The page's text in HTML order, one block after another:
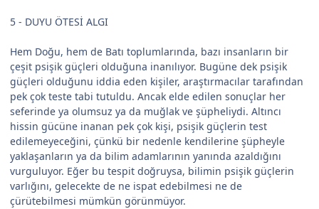
5 - DUYU ÖTESİ ALGI
Hem Doğu, hem de Batı toplumlarında, bazı insanların bir
çeşit psişik güçleri olduğuna inanılıyor. Bugüne dek psişik
güçleri olduğunu iddia eden kişiler, araştırmacılar tarafından
pek çok teste tabi tutuldu. Ancak elde edilen sonuçlar her
seferinde ya olumsuz ya da muğlak ve şüpheliydi. Altıncı
hissin gücüne inanan pek çok kişi, psişik güçlerin test
edilemeyeceğini, çünkü bir nedenle kendilerine şüpheyle
yaklaşanların ya da bilim adamlarının yanında azaldığını
vurguluyor. Eğer bu tespit doğruysa, bilimin psişik güçlerin
varlığını, gelecekte de ne ispat edebilmesi ne de
çürütebilmesi mümkün görünmüyor.